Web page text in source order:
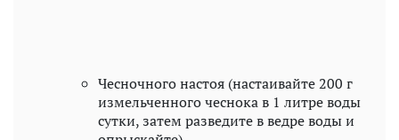
Чесночного настоя (настаивайте 200 г
измельченного чеснока в 1 литре воды
сутки, затем разведите в ведре воды и